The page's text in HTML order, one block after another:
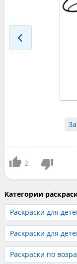
2
Категории
Раскраски для
Раскраски для
Раскраски по